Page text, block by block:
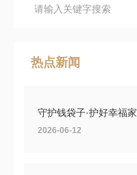
热点新闻
守护钱袋子·护好幸福家
2026-06-12